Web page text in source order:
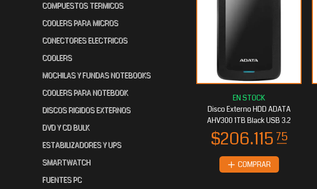
COMPUESTOS TERMICOS
COOLERS PARA MICROS
CONECTORES ELECTRICOS
COOLERS
MOCHILAS Y FUNDAS NOTEBOOKS
COOLERS PARA NOTEBOOK
DISCOS RIGIDOS EXTERNOS
DVD Y CD BULK
ESTABILIZADORES Y UPS
SMARTWATCH
FUENTES PC
Disco Externo HDD ADATA
AHV300 1TB Black USB 3.2
COMPRAR